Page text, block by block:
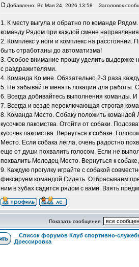
Добавлено: Вс Мая 24, 2026 13:58 Заголовок
1. К месту выгула и обратно по команде
команду Рядом при каждой смене
2. Комплекс у ноги и комплекс на
быть отработаны до автоматизма!
3. Особое внимание прошу уделить выдержке
с раздражителями.
4. Команда Ко мне. Обязательно 2-3 раза
5. Не забывайте менять локации для работы.
6. Всегда добивайтесь выполнения команды.
7. Всегда и везде переключающая строгая
8. Команда Место. Собаку положить
кусочков лакомства. Отойти от собаки.
кусочек лакомства. Вернуться к собаке.
Место. Если собака легла, очень радостно
еще от души похвалить голосом. Если не
похвалить Молодец Место. Вернуться к
9. Каждую прогулку играйте с собакой
фиксируем командой Сидеть. Отбрасываем
ним в зубах садится рядом с вами. Взять
Показать сообщения:
Список форумов Клуб спортивно-
Дрессировка